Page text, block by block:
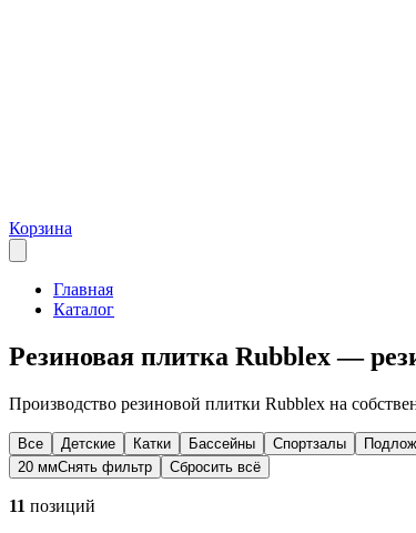
Корзина
Главная
Каталог
Резиновая плитка Rubblex —
Производство резиновой плитки Rubblex на
Все Детские Катки Бассейны Спортзалы
20 ммСнять фильтр Сбросить всё
11 позиций